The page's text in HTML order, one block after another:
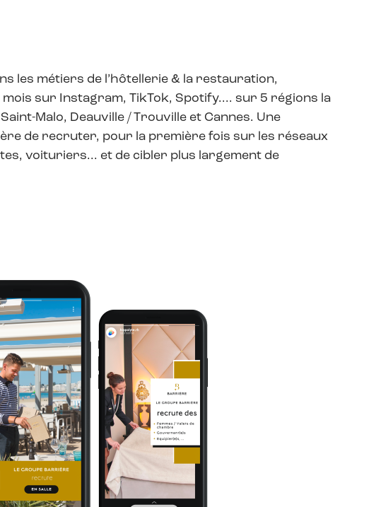
les métiers de l’hôtellerie & la restauration,
sur Instagram, TikTok, Spotify.... sur 5 régions la
Malo, Deauville / Trouville et Cannes. Une
de recruter, pour la première fois sur les réseaux
voituriers... et de cibler plus largement de